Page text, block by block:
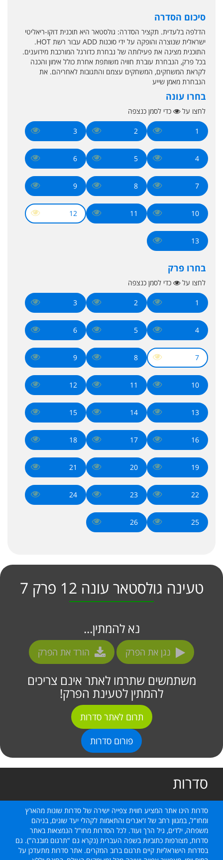
סיכום הסדרה
הדלפה בלעדית. תקציר הסדרה: גולסטאר היא תוכנית דוקו-ריאליטי
ישראלית שנוצרה והופקה על ידי סוכנות ADD עבור רשת HOT.
התוכנית מציגה את פעילותה של נבחרת כדורגל המורכבת מידוענים.
בכל פרק, הנבחרת עוברת חוויה משותפת אחרת כולל אימון והכנה
לקראת המשחקים, המשחקים עצמם והתגובות לאחריהם. את
הנבחרת מאמן שייע
בחרו עונה
לחצו על כדי לסמן כנצפה
1
2
3
4
5
6
7
8
9
10
11
12
13
בחרו פרק
לחצו על כדי לסמן כנצפה
1
2
3
4
5
6
7
8
9
10
11
12
13
14
15
16
17
18
19
20
21
22
23
24
25
26
טעינה גולסטאר עונה 12 פרק 7
נא להמתין...
נגן את הפרק הורד את הפרק
משתמשים שתרמו לאתר אינם צריכים
להמתין לטעינת הפרק!
תרום לאתר סדרות
פורום סדרות
סדרות
סדרות הינו אתר המציע חווית צפייה ישירה של סדרות שונות מהארץ
ומחו"ל, במגוון רחב של ז'אנרים והתאמות לקהלי יעד שונים, בניהם
משפחה, ילדים, גיל הרך ועוד. לכל הסדרות מחו"ל הנמצאות באתר
סדרות, מצורפות כתוביות בשפה העברית (נקרא גם "תרגום מובנה"). גם
בסדרות הישראליות קיים תרגום ברוב המקרים. אתר סדרות מתעדכן על